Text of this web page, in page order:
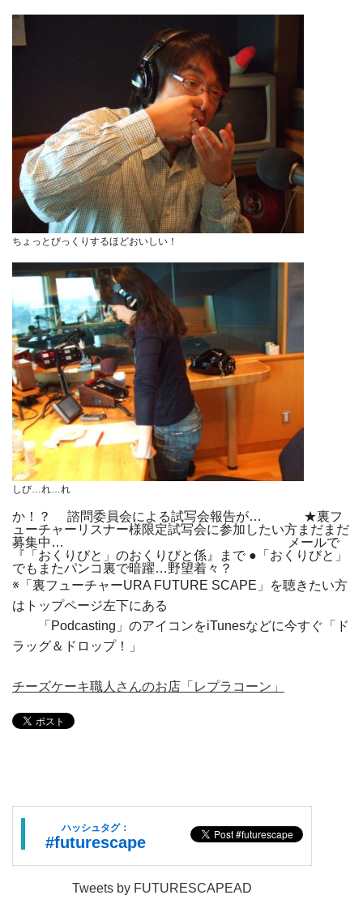
ちょっとびっくりするほどおいしい！
しび…れ…れ
か！？ 諮問委員会による試写会報告が… ★裏フ
ューチャーリスナー様限定試写会に参加したい方まだまだ
募集中… メールで
『「おくりびと」のおくりびと係』まで ●「おくりびと」
でもまたパンコ裏で暗躍…野望着々？
※「裏フューチャーURA FUTURE SCAPE」を聴きたい方
はトップページ左下にある
「Podcasting」のアイコンをiTunesなどに今すぐ「ド
ラッグ＆ドロップ！」
チーズケーキ職人さんのお店「レプラコーン」
ハッシュタグ：
#futurescape
Tweets by FUTURESCAPEAD